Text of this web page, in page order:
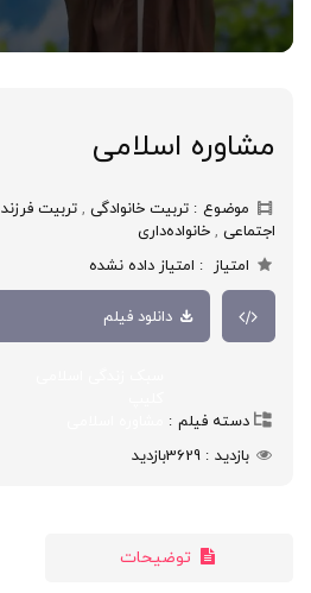
مشاوره اسلامی
موضوع تربیت خانوادگی ,تربیت فرزند
اجتماعی , خانواده‌داری
امتیاز
امتیاز داده نشده
دانلود فیلم
دسته فیلم
بازدید
3629بازدید
توضیحات